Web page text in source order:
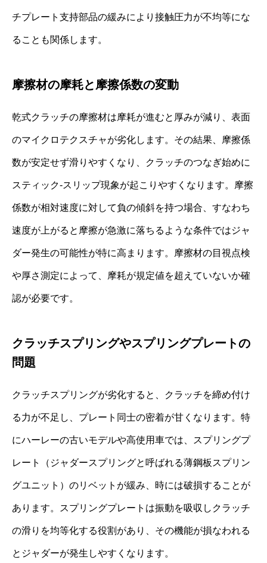
チプレート支持部品の緩みにより接触圧力が不均等にな
ることも関係します。
摩擦材の摩耗と摩擦係数の変動
乾式クラッチの摩擦材は摩耗が進むと厚みが減り、表面
のマイクロテクスチャが劣化します。その結果、摩擦係
数が安定せず滑りやすくなり、クラッチのつなぎ始めに
スティック‐スリップ現象が起こりやすくなります。摩擦
係数が相対速度に対して負の傾斜を持つ場合、すなわち
速度が上がると摩擦が急激に落ちるような条件ではジャ
ダー発生の可能性が特に高まります。摩擦材の目視点検
や厚さ測定によって、摩耗が規定値を超えていないか確
認が必要です。
クラッチスプリングやスプリングプレートの
問題
クラッチスプリングが劣化すると、クラッチを締め付け
る力が不足し、プレート同士の密着が甘くなります。特
にハーレーの古いモデルや高使用車では、スプリングプ
レート（ジャダースプリングと呼ばれる薄鋼板スプリン
グユニット）のリベットが緩み、時には破損することが
あります。スプリングプレートは振動を吸収しクラッチ
の滑りを均等化する役割があり、その機能が損なわれる
とジャダーが発生しやすくなります。